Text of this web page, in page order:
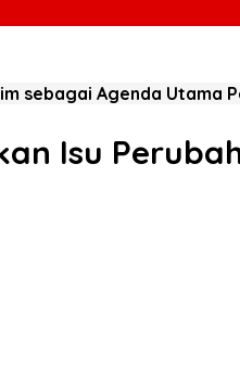
sebagai Agenda Utama
Isu